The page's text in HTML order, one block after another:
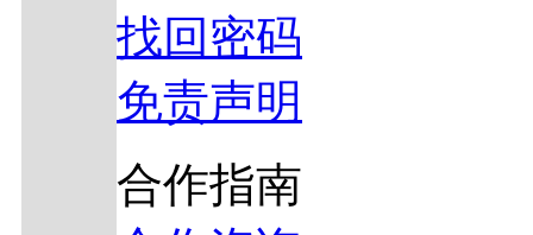
找回密码
免责声明
合作指南